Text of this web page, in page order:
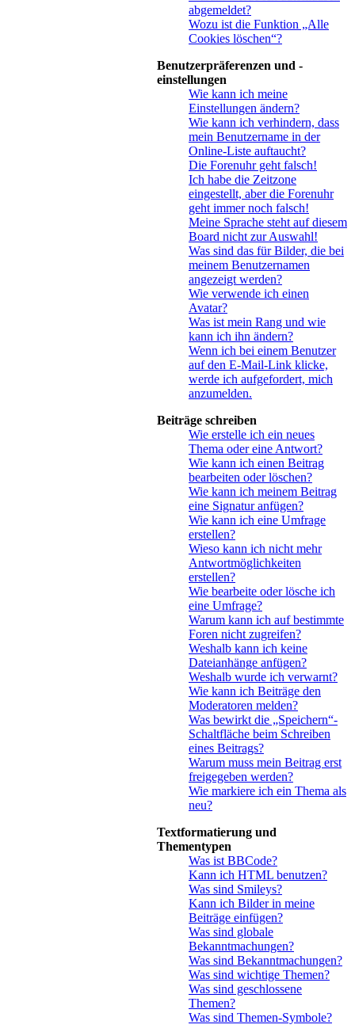
abgemeldet?
Wozu ist die Funktion „Alle
Cookies löschen“?
Benutzerpräferenzen und -
einstellungen
Wie kann ich meine
Einstellungen ändern?
Wie kann ich verhindern, dass
mein Benutzername in der
Online-Liste auftaucht?
Die Forenuhr geht falsch!
Ich habe die Zeitzone
eingestellt, aber die Forenuhr
geht immer noch falsch!
Meine Sprache steht auf diesem
Board nicht zur Auswahl!
Was sind das für Bilder, die bei
meinem Benutzernamen
angezeigt werden?
Wie verwende ich einen
Avatar?
Was ist mein Rang und wie
kann ich ihn ändern?
Wenn ich bei einem Benutzer
auf den E-Mail-Link klicke,
werde ich aufgefordert, mich
anzumelden.
Beiträge schreiben
Wie erstelle ich ein neues
Thema oder eine Antwort?
Wie kann ich einen Beitrag
bearbeiten oder löschen?
Wie kann ich meinem Beitrag
eine Signatur anfügen?
Wie kann ich eine Umfrage
erstellen?
Wieso kann ich nicht mehr
Antwortmöglichkeiten
erstellen?
Wie bearbeite oder lösche ich
eine Umfrage?
Warum kann ich auf bestimmte
Foren nicht zugreifen?
Weshalb kann ich keine
Dateianhänge anfügen?
Weshalb wurde ich verwarnt?
Wie kann ich Beiträge den
Moderatoren melden?
Was bewirkt die „Speichern“-
Schaltfläche beim Schreiben
eines Beitrags?
Warum muss mein Beitrag erst
freigegeben werden?
Wie markiere ich ein Thema als
neu?
Textformatierung und
Thementypen
Was ist BBCode?
Kann ich HTML benutzen?
Was sind Smileys?
Kann ich Bilder in meine
Beiträge einfügen?
Was sind globale
Bekanntmachungen?
Was sind Bekanntmachungen?
Was sind wichtige Themen?
Was sind geschlossene
Themen?
Was sind Themen-Symbole?